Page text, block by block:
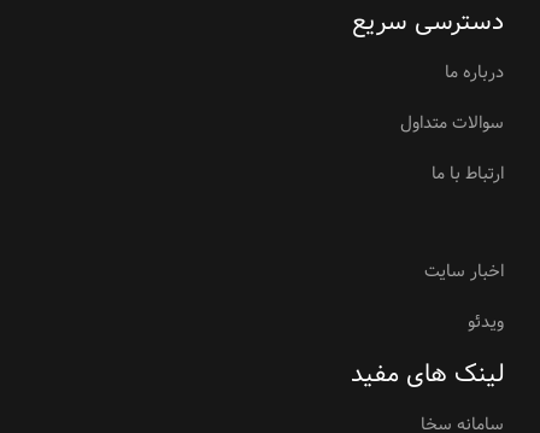
دسترسی سریع
درباره ما
سوالات متداول
ارتباط با ما
اخبار سایت
ویدئو
لینک های مفید
سامانه سخا